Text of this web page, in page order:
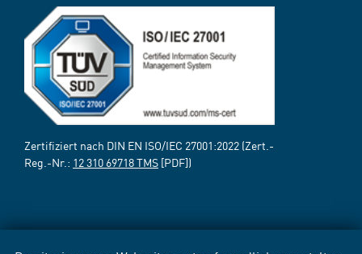
Zertifiziert nach DIN EN ISO/IEC 27001:2022 (Zert.-
Reg.-Nr.: 12 310 69718 TMS [PDF])